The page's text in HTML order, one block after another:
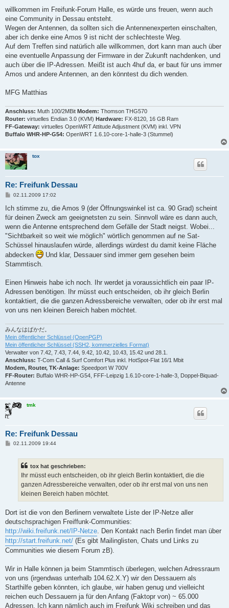
a
willkommen im Freifunk-Forum Halle, es würde uns freuen, wenn auch
eine Community in Dessau entsteht.
Wegen der Antennen, da sollten sich die Antennenexperten einschalten,
aber ich denke eine Amos 9 ist nicht der schlechteste Weg.
Auf dem Treffen sind natürlich alle willkommen, dort kann man auch über
eine eventuelle Anpassung der Firmware in der Zukunft nachdenken, und
auch über die IP-Adressen. Meißt ist auch 4huf da, er baut für uns immer
Amos und andere Antennen, an den könntest du dich wenden.
MFG Matthias
Anschluss: Muth 100/2MBit Modem: Thomson THG570
Router: virtuelles Endian 3.0 (KVM) Hardware: FX-8120, 16 GB Ram
FF-Gateway: virtuelles OpenWRT Attitude Adjustment (KVM) inkl. VPN
Buffalo WHR-HP-G54: OpenWRT 1.6.10-core-1-halle-3 (Stummel)
tox
Re: Freifunk Dessau
B
i
r
a
02.11.2009 17:02
Ich stimme zu, die Amos 9 (der Öffnungswinkel ist ca. 90 Grad) scheint
für deinen Zweck am geeignetsten zu sein. Sinnvoll wäre es dann auch,
wenn die Antenne entsprechend dem Gefälle der Stadt neigst. Wobei...
"Sichtbarkeit so weit wie möglich" wörtlich genommen auf ne Sat-
Schüssel hinauslaufen würde, allerdings würdest du damit keine Fläche
abdecken
Und klar, Dessauer sind immer gern gesehen beim
Stammtisch.
Einen Hinweis habe ich noch. Ihr werdet ja voraussichtlich ein paar IP-
Adressen benötigen. Ihr müsst euch entscheiden, ob ihr gleich Berlin
kontaktiert, die die ganzen Adressbereiche verwalten, oder ob ihr erst mal
von uns nen kleinen Bereich haben möchtet.
みんなはばかだ。
Mein öffentlicher Schlüssel (OpenPGP)
Mein öffentlicher Schlüssel (SSH2, kommerzielles Format)
Verwalter von 7.42, 7.43, 7.44, 9.42, 10.42, 10.43, 15.42 und 28.1.
Anschluss: T-Com Call & Surf Comfort Plus inkl. HotSpot-Flat 16/1 Mbit
Modem, Router, TK-Anlage: Speedport W 700V
FF-Router: Buffalo WHR-HP-G54, FFF-Leipzig 1.6.10-core-1-halle-3, Doppel-Biquad-
Antenne
tmk
Re: Freifunk Dessau
B02.11.2009 19:44
tox hat geschrieben:
Ihr müsst euch entscheiden, ob ihr gleich Berlin kontaktiert, die die
ganzen Adressbereiche verwalten, oder ob ihr erst mal von uns nen
kleinen Bereich haben möchtet.
Dort ist die von den Berlinern verwaltete Liste der IP-Netze aller
deutschsprachigen Freiffunk-Communities:
http://wiki.freifunk.net/IP-Netze . Den Kontakt nach Berlin findet man über
http://start.freifunk.net/ (Es gibt Mailinglisten, Chats und Links zu
Communities wie diesem Forum zB).
Wir in Halle können ja beim Stammtisch überlegen, welchen Adressraum
von uns (irgendwas unterhalb 104.62.X.Y) wir den Dessauern als
Starthilfe geben könnten, ich glaube, wir haben genug und vielleicht
reichen euch Dessauern ja für den Anfang (Faktopr von) ~ 65.000
Adressen. Ich kann nämlich auch im Freifunk Wiki schreiben und das